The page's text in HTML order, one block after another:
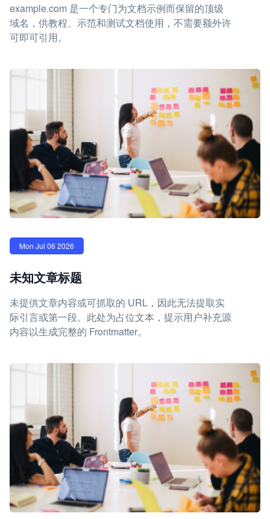
example.com 是一个专门为文档示例而保留的顶级
域名，供教程、示范和测试文档使用，不需要额外许
可即可引用。
Mon Jul 06 2026
未知文章标题
未提供文章内容或可抓取的 URL，因此无法提取实
际引言或第一段。此处为占位文本，提示用户补充源
内容以生成完整的 Frontmatter。